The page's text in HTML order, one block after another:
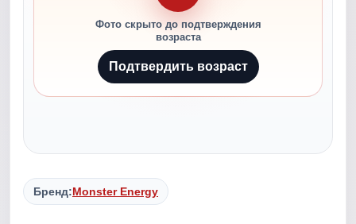
Фото скрыто до подтверждения
возраста
Подтвердить возраст
Бренд:Monster Energy